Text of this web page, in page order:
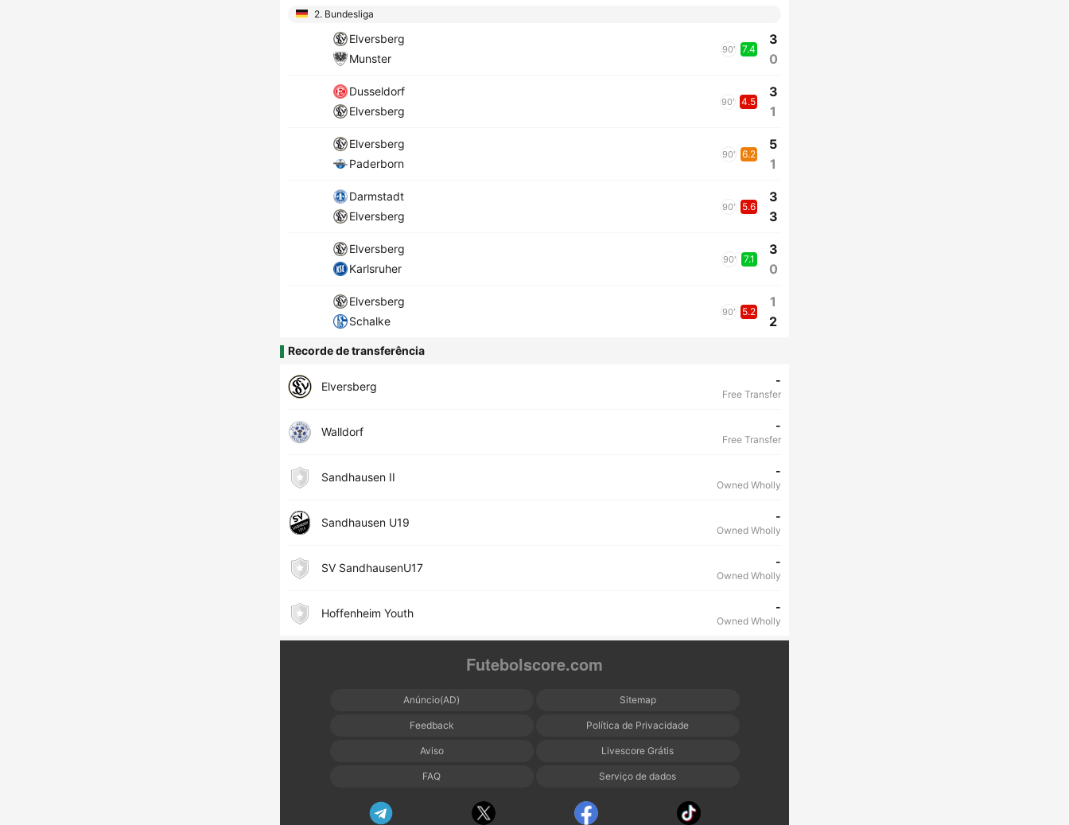
2. Bundesliga
Elversberg
Munster
90' 7.4
3
0
Dusseldorf
Elversberg
90' 4.5
3
1
Elversberg
Paderborn
90' 6.2
5
1
Darmstadt
Elversberg
90' 5.6
3
3
Elversberg
Karlsruher
90' 7.1
3
0
Elversberg
Schalke
90' 5.2
1
2
Recorde de transferência
Elversberg -
Free Transfer
Walldorf -
Free Transfer
Sandhausen II -
Owned Wholly
Sandhausen U19 -
Owned Wholly
SV SandhausenU17 -
Owned Wholly
Hoffenheim Youth -
Owned Wholly
Futebolscore.com
Anúncio(AD) Sitemap
Feedback Política de Privacidade
Aviso Livescore Grátis
FAQ Serviço de dados